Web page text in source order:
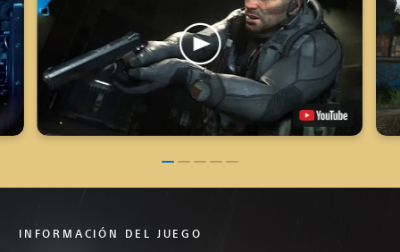
INFORMACIÓN DEL JUEGO